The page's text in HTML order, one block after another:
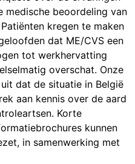
medische beoordeling van
kregen te maken
dat ME/CVS een
tot werkhervatting
overschat. Onze
dat de situatie in België
aan kennis over de aard
Korte
kunnen
in samenwerking met